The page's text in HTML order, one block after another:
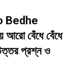
Bedhe
বেঁধে বেঁধে
প্রশ্ন ও